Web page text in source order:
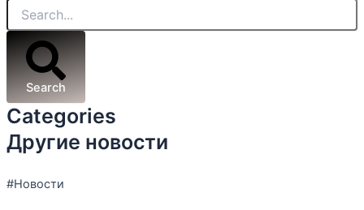
Search
Categories
Другие новости
#Новости